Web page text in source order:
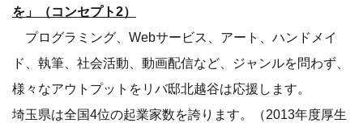
を」（コンセプト2）
プログラミング、Webサービス、アート、ハンドメイ
ド、執筆、社会活動、動画配信など、ジャンルを問わず、
様々なアウトプットをリバ邸北越谷は応援します。
埼玉県は全国4位の起業家数を誇ります。（2013年度厚生